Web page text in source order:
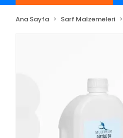
Ana Sayfa Sarf Malzemeleri